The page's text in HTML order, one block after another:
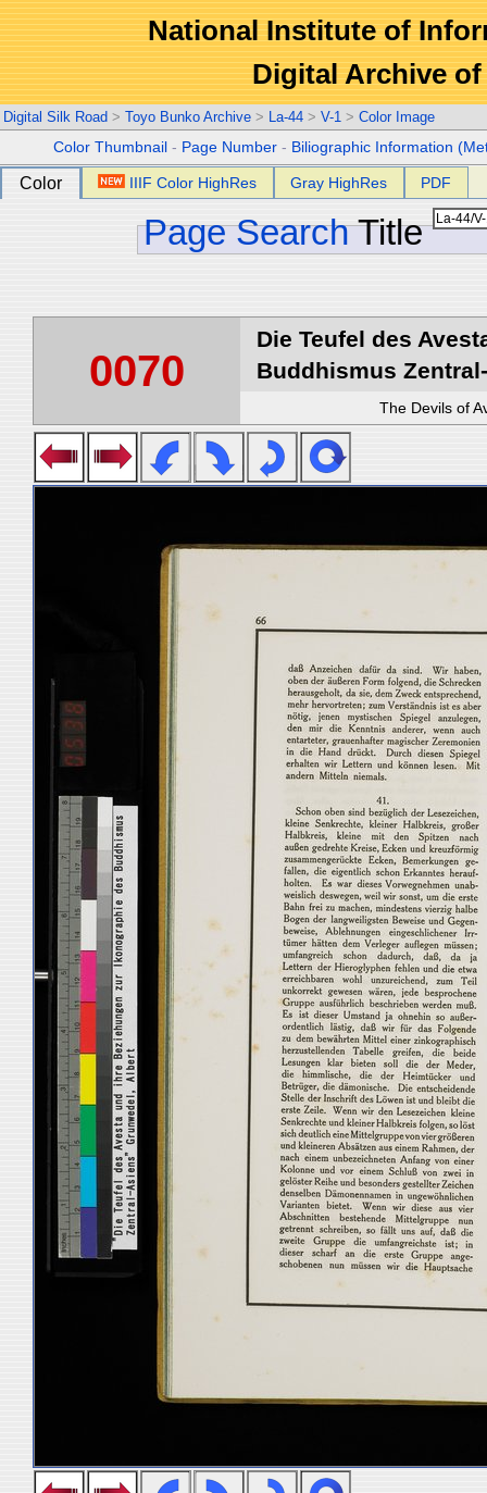
National Institute of
Digital Archive
Digital Silk Road > Toyo Bunko Archive > La-44 > V-1 > Color Image
Color Thumbnail - Page Number - Biliographic Information
Color IIIF Color HighRes Gray HighRes PDF
Page Search Title
0070
Die Teufel des
Buddhismus
The Devils of